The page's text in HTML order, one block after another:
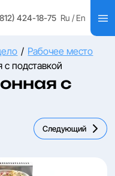
424-18-75 Ru / En
/ Рабочее место
с подставкой
с
Следующий